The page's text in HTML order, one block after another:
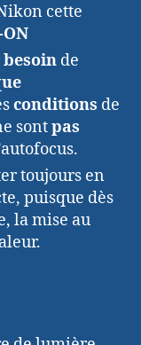
cette
de
conditions de
sontpas
toujours en
puisque dès
la mise au